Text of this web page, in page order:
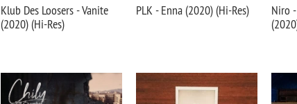
Klub Des Loosers - Vanite
(2020) (Hi-Res)
PLK - Enna (2020) (Hi-Res)
Niro